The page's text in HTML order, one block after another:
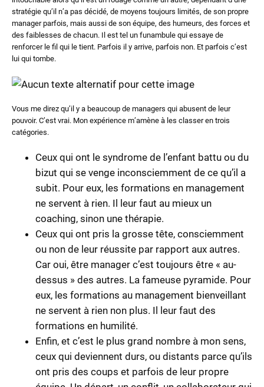
stratégie qu’il n’a pas décidé, de moyens toujours limités, de son propre
manager parfois, mais aussi de son équipe, des humeurs, des forces et
des faiblesses de chacun. Il est tel un funambule qui essaye de
renforcer le fil qui le tient. Parfois il y arrive, parfois non. Et parfois c’est
lui qui tombe.
Vous me direz qu’il y a beaucoup de managers qui abusent de leur
pouvoir. C’est vrai. Mon expérience m’amène à les classer en trois
catégories.
Ceux qui ont le syndrome de l’enfant battu ou du
bizut qui se venge inconsciemment de ce qu’il a
subit. Pour eux, les formations en management
ne servent à rien. Il leur faut au mieux un
coaching, sinon une thérapie.
Ceux qui ont pris la grosse tête, consciemment
ou non de leur réussite par rapport aux autres.
Car oui, être manager c’est toujours être « au-
dessus » des autres. La fameuse pyramide. Pour
eux, les formations au management bienveillant
ne servent à rien non plus. Il leur faut des
formations en humilité.
Enfin, et c’est le plus grand nombre à mon sens,
ceux qui deviennent durs, ou distants parce qu’ils
ont pris des coups et parfois de leur propre